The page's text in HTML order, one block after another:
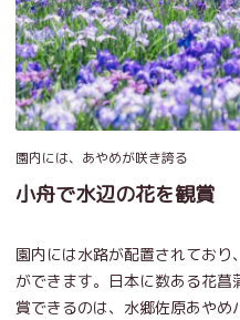
園内には、あやめが咲き誇る
小舟で水辺の花を観賞
園内には水路が配置されてお
ができます。日本に数ある花
賞できるのは、水郷佐原あや